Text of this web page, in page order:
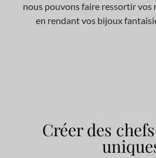
nous pouvons faire ressortir
en rendant vos bijoux
Créer des